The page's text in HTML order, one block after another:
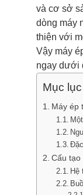
và cơ sở
dòng máy
thiện với
Vậy máy
ngay dưới
Mục lục
Máy ép
Cấu tạo
Hệ